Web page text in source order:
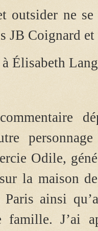
outsider ne
JB Coignard
Élisabeth
Odile,
la maison
Paris ainsi
famille. J’ai